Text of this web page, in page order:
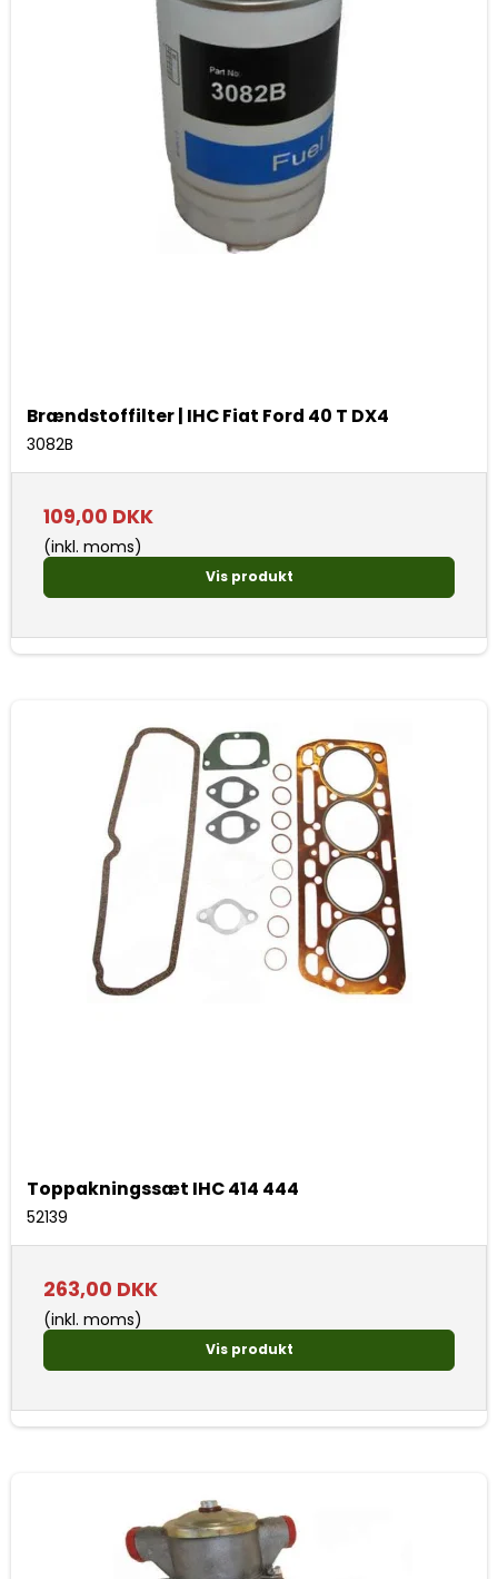
Brændstoffilter | IHC Fiat Ford 40 T DX4
3082B
109,00 DKK
(inkl. moms)
Vis produkt
Toppakningssæt IHC 414 444
52139
263,00 DKK
(inkl. moms)
Vis produkt